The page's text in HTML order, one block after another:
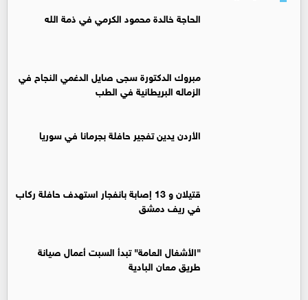
الحاجة خالدة محمود الكرمي في ذمة الله
مبروك الدكتورة سجى صايل الدغمي النجاح في
الزماله البريطانية في الطب
الأردن يدين تفجير حافلة بجرمانا في سوريا
قتيلان و 13 إصابة بانفجار استهدف حافلة ركاب
في ريف دمشق
"الأشغال العامة" تبدأ السبت أعمال صيانة
طريق معان البادية